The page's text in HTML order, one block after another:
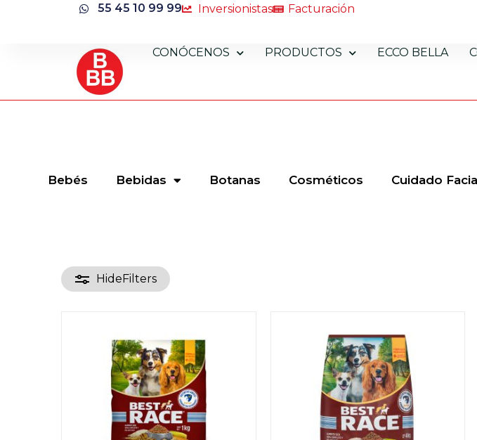
55 45 10 99 99 Inversionistas Facturación
CONÓCENOS PRODUCTOS ECCO BELLA
Bebés Bebidas Botanas Cosméticos Cuidado
HideFilters